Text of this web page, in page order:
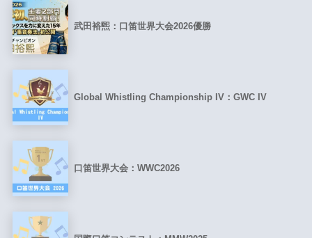
武田裕煕：口笛世界大会2026優勝
Global Whistling Championship IV：GWC IV
口笛世界大会：WWC2026